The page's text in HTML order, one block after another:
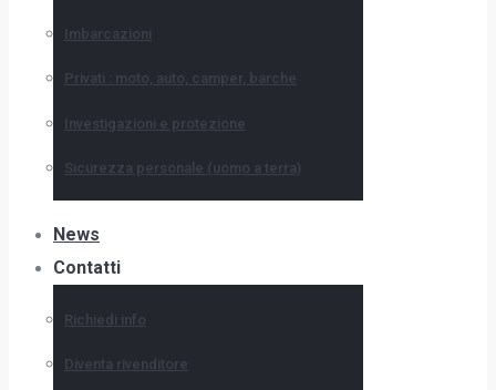
Imbarcazioni
Privati : moto, auto, camper, barche
Investigazioni e protezione
Sicurezza personale (uomo a terra)
News
Contatti
Richiedi info
Diventa rivenditore